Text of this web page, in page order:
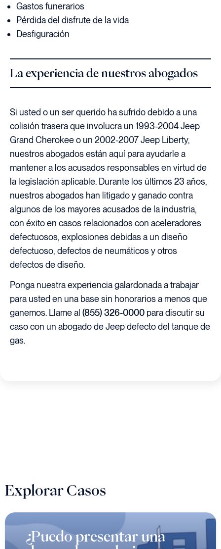
Gastos funerarios
Pérdida del disfrute de la vida
Desfiguración
La experiencia de nuestros abogados
Si usted o un ser querido ha sufrido debido a una
colisión trasera que involucra un 1993-2004 Jeep
Grand Cherokee o un 2002-2007 Jeep Liberty,
nuestros abogados están aquí para ayudarle a
mantener a los acusados responsables en virtud de
la legislación aplicable. Durante los últimos 23 años,
nuestros abogados han litigado y ganado contra
algunos de los mayores acusados de la industria,
con éxito en casos relacionados con aceleradores
defectuosos, explosiones debidas a un diseño
defectuoso, defectos de neumáticos y otros
defectos de diseño.
Ponga nuestra experiencia galardonada a trabajar
para usted en una base sin honorarios a menos que
ganemos. Llame al (855) 326-0000 para discutir su
caso con un abogado de Jeep defecto del tanque de
gas.
Explorar Casos
¿Puedo presentar una